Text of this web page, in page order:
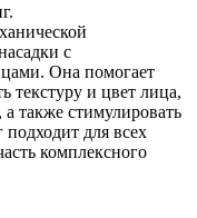
с
Она помогает
текстуру и цвет лица,
также стимулировать
для всех
комплексного